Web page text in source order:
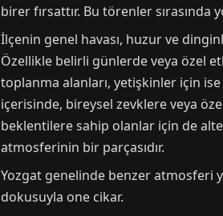
birer fırsattır. Bu törenler
İlçenin genel havası, huzur ve
Özellikle belirli günlerde veya özel
toplanma alanları, yetişkinler için
içerisinde, bireysel zevklere veya
beklentilere sahip olanlar için de
atmosferinin bir parçasıdır.
Yozgat genelinde benzer atmosferi
dokusuyla one cikar.